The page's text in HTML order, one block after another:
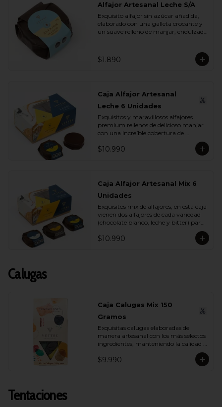
Alfajor Artesanal Leche S/A
Exquisito alfajor sin azúcar añadida,
elaborado con una galleta crocante y
un suave relleno de manjar, endulzado
azúcar, manteniendo todo el sabor y
la textura que buscas.
$1.890
Caja Alfajor Artesanal
Leche 6 Unidades
Exquisitos y maravillosos alfajores
premium rellenos de delicioso manjar
con una increíble cobertura de
compartir con quienes más queremos.
$10.990
Caja Alfajor Artesanal Mix 6
Unidades
Exquisitos mix de alfajores, en esta caja
vienen dos alfajores de cada variedad
(chocolate blanco, leche y bitter) para
querido.
$10.990
Calugas
Caja Calugas Mix 150
Gramos
Exquisitas calugas elaboradas de
manera artesanal con los más selectos
ingredientes, manteniendo la calidad
propia de Vettel. Encuéntralas en sus
distintas variedades para que
$9.990
Tentaciones